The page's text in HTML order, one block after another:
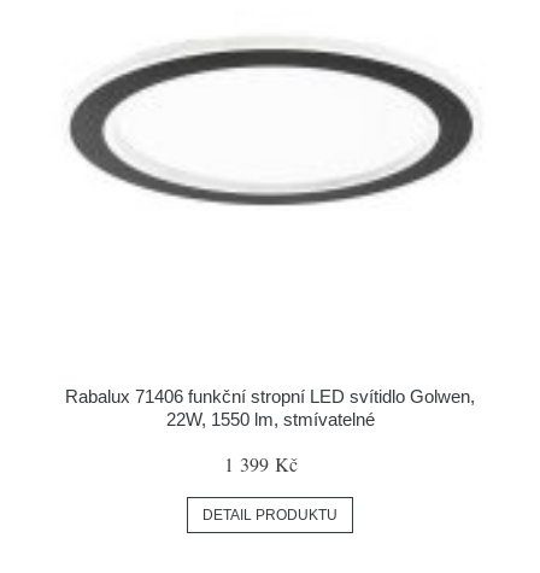
Rabalux 71406 funkční stropní LED svítidlo Golwen,
22W, 1550 lm, stmívatelné
1 399 Kč
DETAIL PRODUKTU